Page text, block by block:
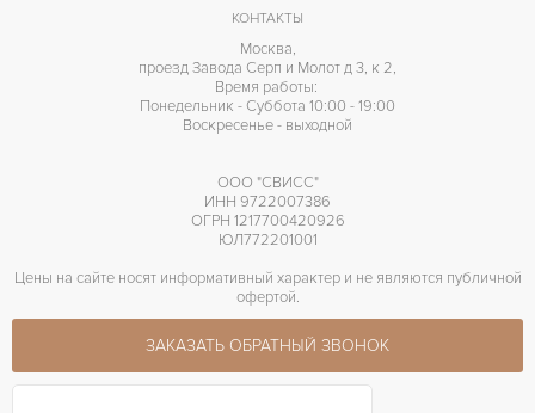
Индикатор резерва хода, Лимитированная серия, Малый секундный
КОНТАКТЫ
Москва,
проезд Завода Серп и Молот д 3, к 2,
Время работы:
Понедельник - Суббота 10:00 - 19:00
Воскресенье - выходной
ООО "СВИСС"
ИНН 9722007386
ОГРН 1217700420926
ЮЛ772201001
Цены на сайте носят информативный характер и не являются публичной
офертой.
ЗАКАЗАТЬ ОБРАТНЫЙ ЗВОНОК